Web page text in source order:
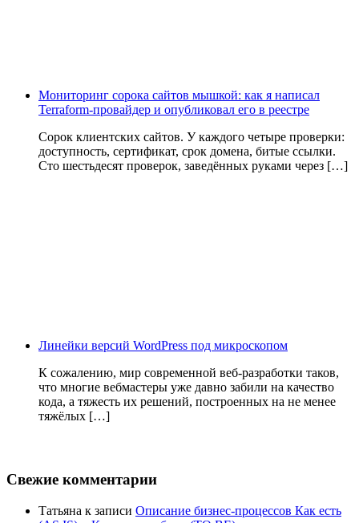
Мониторинг сорока сайтов мышкой: как я написал
Terraform-провайдер и опубликовал его в реестре
Сорок клиентских сайтов. У каждого четыре проверки:
доступность, сертификат, срок домена, битые ссылки.
Сто шестьдесят проверок, заведённых руками через […]
Линейки версий WordPress под микроскопом
К сожалению, мир современной веб-разработки таков,
что многие вебмастеры уже давно забили на качество
кода, а тяжесть их решений, построенных на не менее
тяжёлых […]
Свежие комментарии
Татьяна к записи Описание бизнес-процессов Как есть